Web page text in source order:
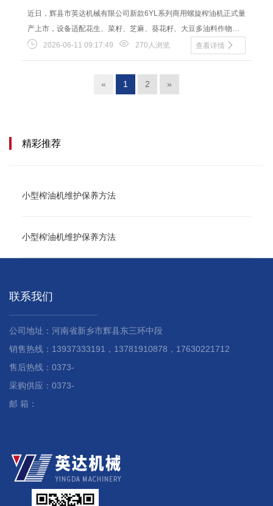
近日，辉县市英达机械有限公司新款6YL系列商用螺旋榨油机正式量
产上市，设备适配花生、菜籽、芝麻、葵花籽、大豆多油料作物压
榨，兼顾乡镇油坊、粮油加工厂、个体作坊使......
2026-06-11 09:17:49 270人浏览 查看详情
« 1 2 »
精彩推荐
小型榨油机维护保养方法
小型榨油机维护保养方法
联系我们
公司地址：河南省新乡市辉县东三环中段
销售热线：13937333191，13781910878，17630221712
售后热线：0373-
采购供应：0373-
邮 箱：